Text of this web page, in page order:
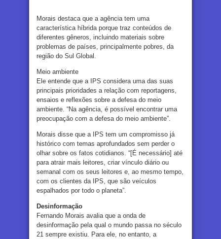
Morais destaca que a agência tem uma
característica híbrida porque traz conteúdos de
diferentes gêneros, incluindo materiais sobre
problemas de países, principalmente pobres, da
região do Sul Global.
Meio ambiente
Ele entende que a IPS considera uma das suas
principais prioridades a relação com reportagens,
ensaios e reflexões sobre a defesa do meio
ambiente. “Na agência, é possível encontrar uma
preocupação com a defesa do meio ambiente”.
Morais disse que a IPS tem um compromisso já
histórico com temas aprofundados sem perder o
olhar sobre os fatos cotidianos. “[É necessário] até
para atrair mais leitores, criar vínculo diário ou
semanal com os seus leitores e, ao mesmo tempo,
com os clientes da IPS, que são veículos
espalhados por todo o planeta”.
Desinformação
Fernando Morais avalia que a onda de
desinformação pela qual o mundo passa no século
21 sempre existiu. Para ele, no entanto, a